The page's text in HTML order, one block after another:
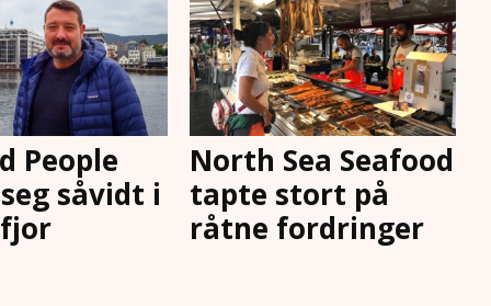
People
såvidt i
North Sea Seafood
tapte stort på
råtne fordringer